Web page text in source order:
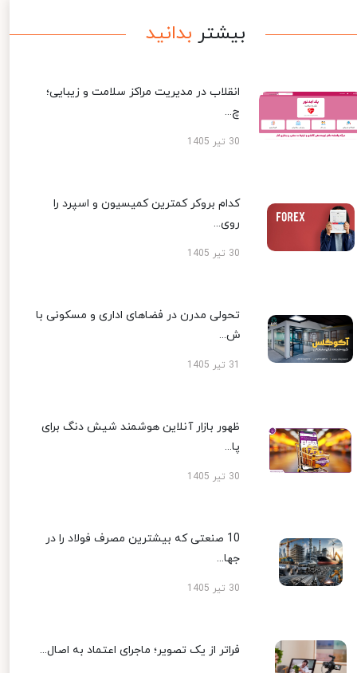
بیشتر بدانید
انقلاب در مدیریت مراکز سلامت و زیبایی؛
چ...
30 تیر 1405
کدام بروکر کمترین کمیسیون و اسپرد را
روی...
30 تیر 1405
تحولی مدرن در فضاهای اداری و مسکونی با
ش...
ظهور بازار آنلاین هوشمند شیش دنگ برای
پا...
30 تیر 1405
10 صنعتی که بیشترین مصرف فولاد را در
جها...
30 تیر 1405
فراتر از یک تصویر؛ ماجرای اعتماد به اصال...